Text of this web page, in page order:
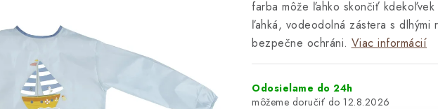
farba môže ľahko skončiť
ľahká, vodeodolná zástera s dlhými
bezpečne ochráni. Viac informácií
Odosielame do 24h
12.8.2026